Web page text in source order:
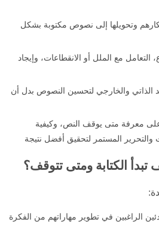
وتحويلها إلى نصوص مكتوبة بشكل
التعامل مع الملل أو الانقطاعات، وإيجاد
الذاتي والخارجي لتحسين النصوص بدل أن
على معرفة متى يوقف النص، وكيفية
والتحرير المستمر لتحقيق أفضل نتيجة
الكتابة ومتى تتوقف؟
الراغبين في تطوير مهاراتهم من الفكرة